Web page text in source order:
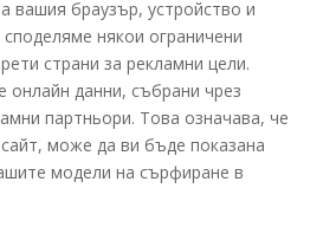
вашия браузър, устройство и
някои ограничени
страни за рекламни цели.
данни, събрани чрез
партньори. Това означава, че
може да ви бъде показана
модели на сърфиране в